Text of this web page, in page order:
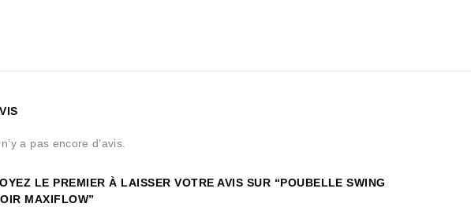
a pas encore d’avis.
LE PREMIER À LAISSER VOTRE AVIS SUR “POUBELLE SWING
MAXIFLOW”